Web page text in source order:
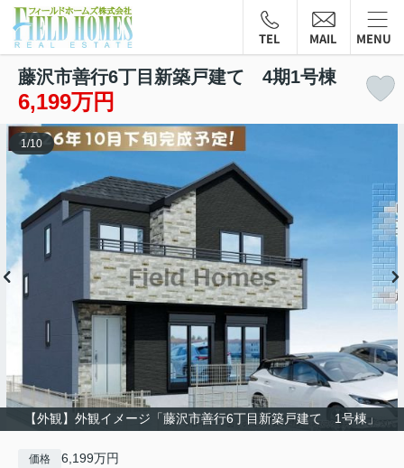
TEL MAIL MENU
藤沢市善行6丁目新築戸建て 4期1号棟
6,199万円
【外観】外観イメージ「藤沢市善行6丁目新築戸建て 1号棟」
1 /10
価格 6,199万円